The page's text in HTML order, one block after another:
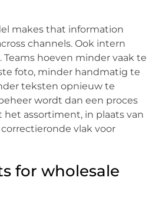
makes that information
channels. Ook intern
Teams hoeven minder vaak te
foto, minder handmatig te
teksten opnieuw te
wordt dan een proces
assortiment, in plaats van
vlak voor
for wholesale